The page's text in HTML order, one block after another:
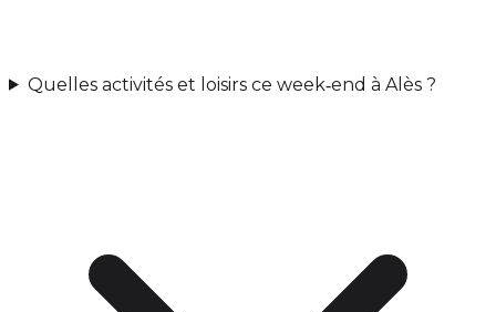
Quelles activités et loisirs ce week‑end à Alès ?